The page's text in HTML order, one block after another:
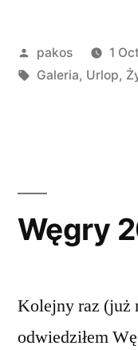
Posted
by
pakos 1
Tags:
Galeria, Urlop,
Węgry
Kolejny raz (już
odwiedziłem